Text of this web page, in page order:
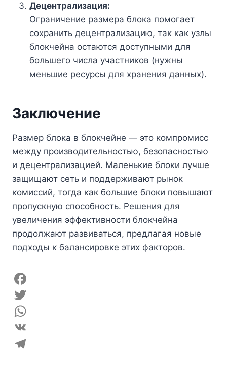
Децентрализация:
Ограничение размера блока помогает
сохранить децентрализацию, так как узлы
блокчейна остаются доступными для
большего числа участников (нужны
меньшие ресурсы для хранения данных).
Заключение
Размер блока в блокчейне — это компромисс
между производительностью, безопасностью
и децентрализацией. Маленькие блоки лучше
защищают сеть и поддерживают рынок
комиссий, тогда как большие блоки повышают
пропускную способность. Решения для
увеличения эффективности блокчейна
продолжают развиваться, предлагая новые
подходы к балансировке этих факторов.
F
a
c
e
T
w
W
h
V